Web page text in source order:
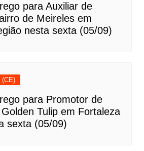
para Auxiliar de
de Meireles em
nesta sexta (05/09)
(CE)
para Promotor de
Tulip em Fortaleza
sexta (05/09)